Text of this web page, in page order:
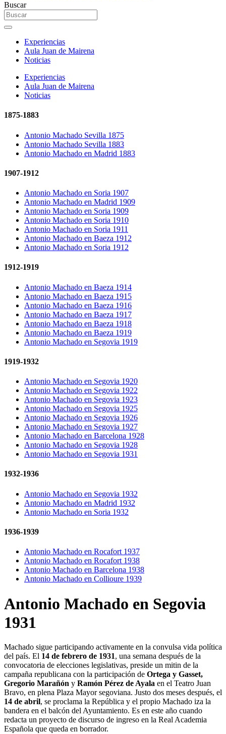
Buscar
Experiencias
Aula Juan de Mairena
Noticias
Experiencias
Aula Juan de Mairena
Noticias
1875-1883
Antonio Machado Sevilla 1875
Antonio Machado Sevilla 1883
Antonio Machado en Madrid 1883
1907-1912
Antonio Machado en Soria 1907
Antonio Machado en Madrid 1909
Antonio Machado en Soria 1909
Antonio Machado en Soria 1910
Antonio Machado en Soria 1911
Antonio Machado en Baeza 1912
Antonio Machado en Soria 1912
1912-1919
Antonio Machado en Baeza 1914
Antonio Machado en Baeza 1915
Antonio Machado en Baeza 1916
Antonio Machado en Baeza 1917
Antonio Machado en Baeza 1918
Antonio Machado en Baeza 1919
Antonio Machado en Segovia 1919
1919-1932
Antonio Machado en Segovia 1920
Antonio Machado en Segovia 1922
Antonio Machado en Segovia 1923
Antonio Machado en Segovia 1925
Antonio Machado en Segovia 1926
Antonio Machado en Segovia 1927
Antonio Machado en Barcelona 1928
Antonio Machado en Segovia 1928
Antonio Machado en Segovia 1931
1932-1936
Antonio Machado en Segovia 1932
Antonio Machado en Madrid 1932
Antonio Machado en Soria 1932
1936-1939
Antonio Machado en Rocafort 1937
Antonio Machado en Rocafort 1938
Antonio Machado en Barcelona 1938
Antonio Machado en Collioure 1939
Antonio Machado en Segovia
1931
Machado sigue participando activamente en la convulsa vida política
del país. El 14 de febrero de 1931, una semana después de la
convocatoria de elecciones legislativas, preside un mitin de la
campaña republicana con la participación de Ortega y Gasset,
Gregorio Marañón y Ramón Pérez de Ayala en el Teatro Juan
Bravo, en plena Plaza Mayor segoviana. Justo dos meses después, el
14 de abril, se proclama la República y el propio Machado iza la
bandera en el balcón del Ayuntamiento. Es en este año cuando
redacta un proyecto de discurso de ingreso en la Real Academia
Española que queda en borrador.